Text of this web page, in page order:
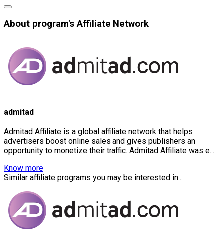
About program's Affiliate Network
admitad
Admitad Affiliate is a global affiliate network that helps
advertisers boost online sales and gives publishers an
opportunity to monetize their traffic. Admitad Affiliate was e...
Know more
Similar affiliate programs you may be interested in...